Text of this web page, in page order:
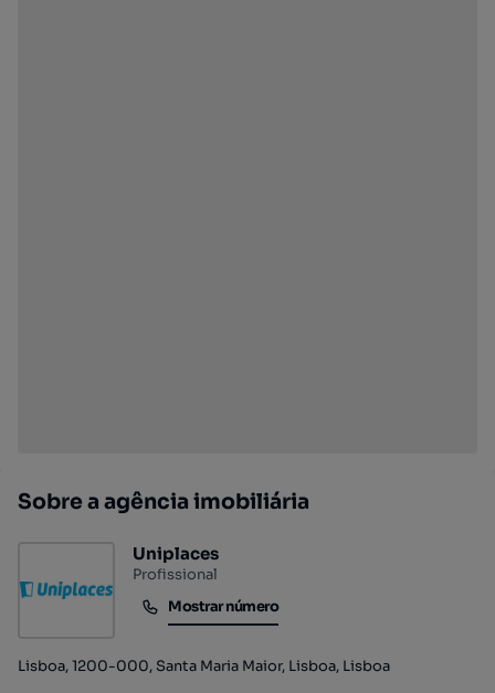
Sobre a agência imobiliária
Uniplaces
Profissional
Mostrar número
Mostrar número
Lisboa, 1200-000, Santa Maria Maior, Lisboa, Lisboa